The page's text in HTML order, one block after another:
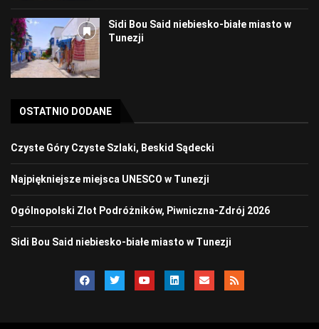
Sidi Bou Said niebiesko-białe miasto w
Tunezji
OSTATNIO DODANE
Czyste Góry Czyste Szlaki, Beskid Sądecki
Najpiękniejsze miejsca UNESCO w Tunezji
Ogólnopolski Zlot Podróżników, Piwniczna-Zdrój 2026
Sidi Bou Said niebiesko-białe miasto w Tunezji